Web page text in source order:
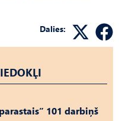
Dalies:
101 darbiņš